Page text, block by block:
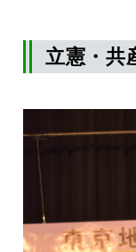
立憲・共